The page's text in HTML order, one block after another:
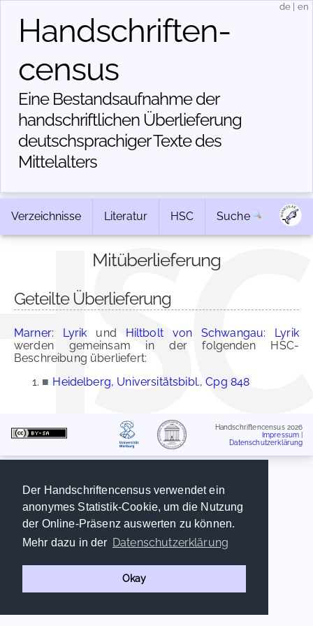
Der Handschriftencensus verwendet ein
anonymes Statistik-Cookie, um die Nutzung
der Online-Präsenz auswerten zu können.
Mehr dazu in der Datenschutzerklärung
Okay
Handschriften­
census
Eine Bestandsaufnahme der
handschriftlichen Über­lieferung
deutschsprachiger Texte des
Mittelalters
de en
Verzeichnisse Literatur HSC Suche
Mitüberlieferung
Geteilte Überlieferung
Marner: Lyrik und Hiltbolt von Schwangau: Lyrik
werden gemeinsam in der folgenden HSC-
Beschreibung überliefert:
■ Heidelberg, Universitätsbibl., Cpg 848
Handschriftencensus 2026
Impressum
Datenschutzerklärung